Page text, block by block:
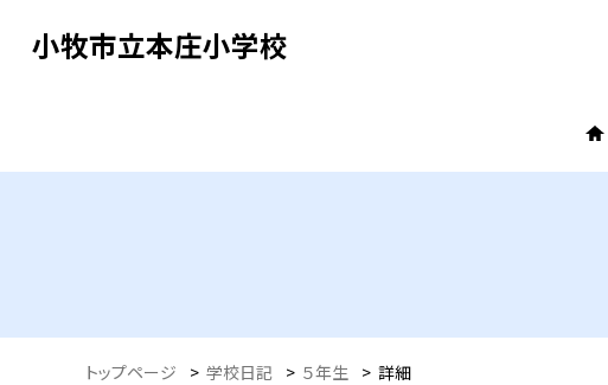
小牧市立本庄小学校
トップページ > 学校日記 > ５年生 > 詳細